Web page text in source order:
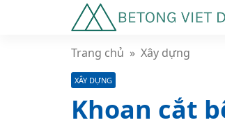
Trang chủ » Xây dựng
XÂY DỰNG
Khoan cắt